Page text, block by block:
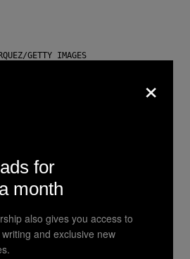
GETTY IMAGES
Commonly
or Voicemail
2000s
Milam
IMAGES FOR RADIO DISNEY
×
for
month
also gives you access to
and exclusive new